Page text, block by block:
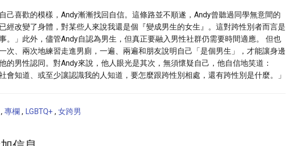
己喜歡的模樣，Andy漸漸找回自信。這條路並不順遂，Andy曾聽過同學無意間的
經改變了身體，對某些人來說我還是個『變成男生的女生』。這對跨性別者而言是
。」此外，儘管Andy自認為男生，但真正要融入男性社群仍需要時間適應。 但也
次、兩次地練習走進男廁，一遍、兩遍和朋友說明自己「是個男生」，才能讓身邊
的男性認同。對Andy來說，他人眼光是其次，無須懷疑自己，他自信地笑道：
會知道、或至少讓認識我的人知道，要怎麼跟跨性別相處，還有跨性別是什麼。」
, 專欄 , LGBTQ+ , 女跨男